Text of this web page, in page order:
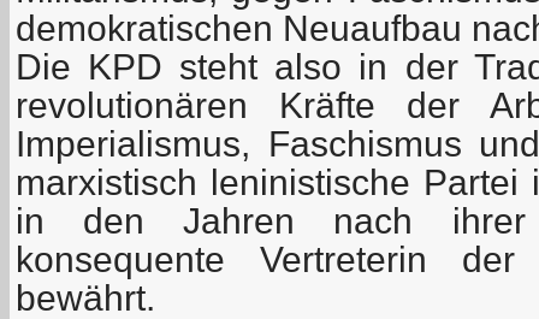
demokratischen Neuaufbau
Die KPD steht also in der
revolutionären Kräfte der
Imperialismus, Faschismus
marxistisch leninistische
in den Jahren nach ihrer
konsequente Vertreterin
bewährt.